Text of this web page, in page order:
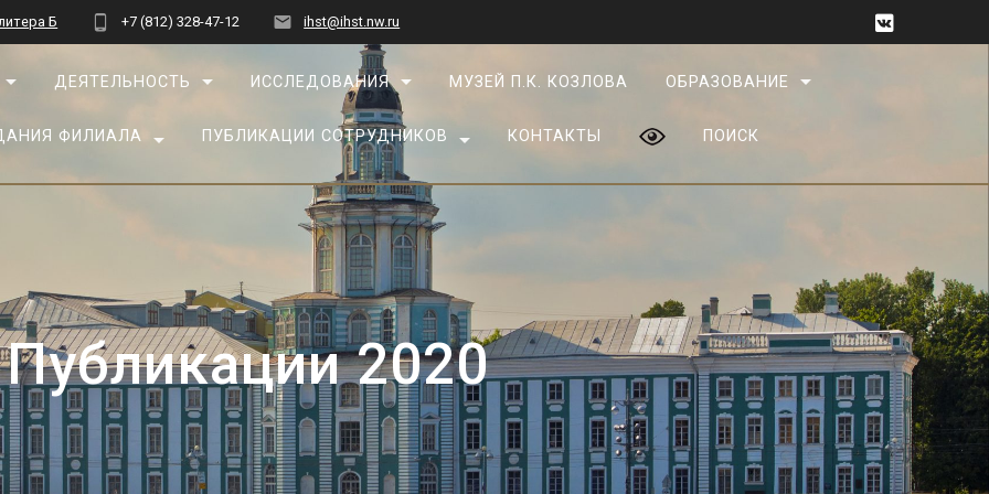
Б +7 (812) 328-47-12 ihst@ihst.nw.ru
ДЕЯТЕЛЬНОСТЬ ИССЛЕДОВАНИЯ МУЗЕЙ П.К. КОЗЛОВА ОБРАЗОВАНИЕ
ФИЛИАЛА ПУБЛИКАЦИИ СОТРУДНИКОВ КОНТАКТЫ ПОИСК
Публикации 2020